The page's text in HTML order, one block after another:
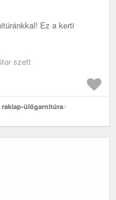
Ez a kerti
szett
raklap-ülőgarnitúra